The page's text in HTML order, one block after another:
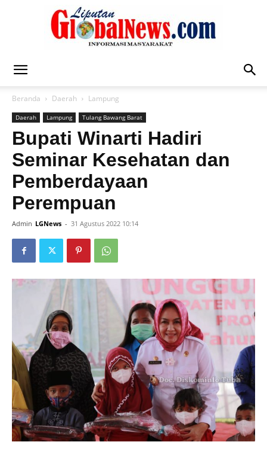
Global
News
Beranda Daerah Lampung
Daerah Lampung Tulang Bawang Barat
Bupati Winarti Hadiri
Seminar Kesehatan dan
Pemberdayaan
Perempuan
Admin LGNews - 31 Agustus 2022 10:14